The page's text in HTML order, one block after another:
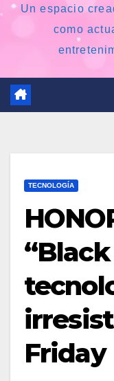
Un espacio
como
TECNOLOGÍA
Friday